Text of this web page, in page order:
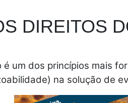
DIREITOS
um dos princípios mais
na solução de